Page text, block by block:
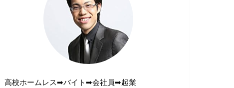
高校ホームレス➡︎バイト➡︎会社員➡︎起業